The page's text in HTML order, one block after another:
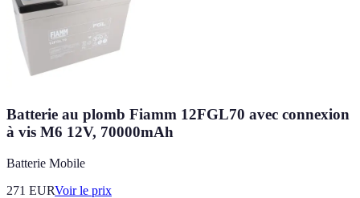
Batterie au plomb Fiamm 12FGL70 avec connexion
à vis M6 12V, 70000mAh
Batterie Mobile
271 EURVoir le prix